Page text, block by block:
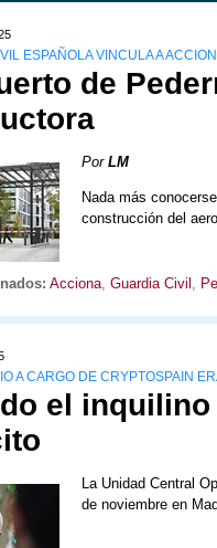
ESPAÑOLA VINCULA A
de
Por LM
Nada más
construcción del
Acciona, Guardia Civil ,
A CARGO DE CRYPTOSPAIN
el
La Unidad Central
de noviembre en